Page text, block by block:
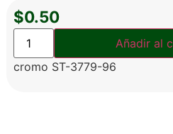
$0.50
Añadir al
cromo ST-3779-96